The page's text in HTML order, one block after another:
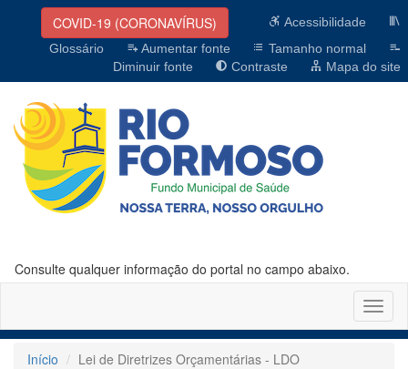
COVID-19 (CORONAVÍRUS)
Acessibilidade
Glossário
Aumentar fonte
Tamanho normal
Diminuir fonte
Contraste Mapa do site
Consulte qualquer informação do portal no campo abaixo.
Início
Lei de Diretrizes Orçamentárias - LDO